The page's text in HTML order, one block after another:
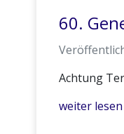
60.
Achtung
weiter lesen